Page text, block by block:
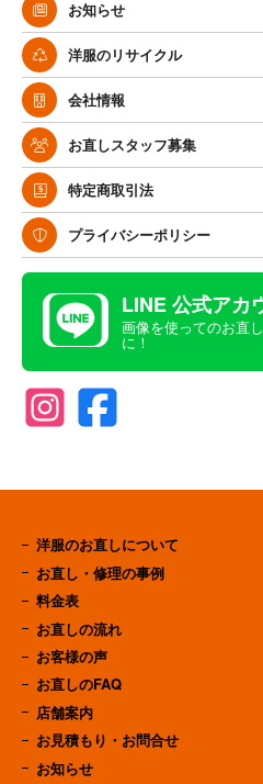
お知らせ
洋服のリサイクル
会社情報
お直しスタッフ募集
特定商取引法
プライバシーポリシー
LINE 公式アカ
画像を使ってのお直
に！
洋服のお直しについて
お直し・修理の事例
料金表
お直しの流れ
お客様の声
お直しのFAQ
店舗案内
お見積もり・お問合せ
お知らせ